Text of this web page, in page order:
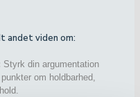
andet viden om:
Styrk din argumentation
om holdbarhed,